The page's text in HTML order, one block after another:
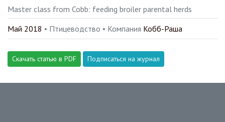
Master class from Cobb: feeding broiler parental herds
Май 2018 • Птицеводство • Компания Кобб-Раша
Скачать статью в PDF Подписаться на журнал